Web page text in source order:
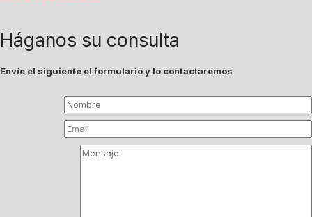
Háganos su consulta
Envíe el siguiente el formulario y lo contactaremos